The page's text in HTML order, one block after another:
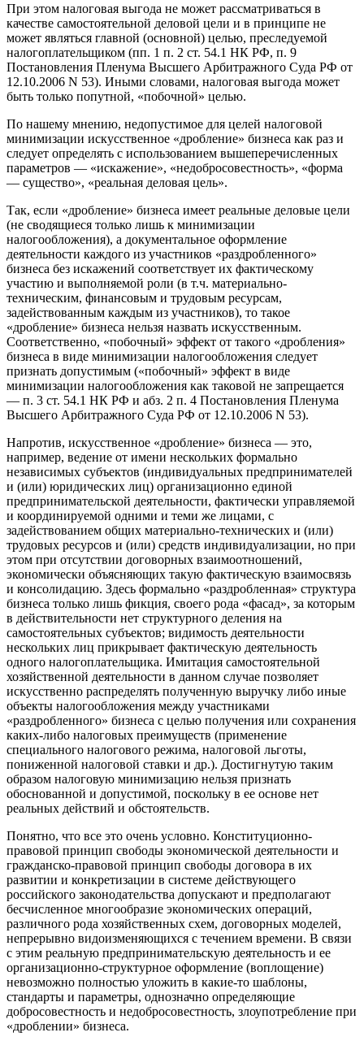
При этом налоговая выгода не может рассматриваться в
качестве самостоятельной деловой цели и в принципе не
может являться главной (основной) целью, преследуемой
налогоплательщиком (пп. 1 п. 2 ст. 54.1 НК РФ, п. 9
Постановления Пленума Высшего Арбитражного Суда РФ от
12.10.2006 N 53). Иными словами, налоговая выгода может
быть только попутной, «побочной» целью.
По нашему мнению, недопустимое для целей налоговой
минимизации искусственное «дробление» бизнеса как раз и
следует определять с использованием вышеперечисленных
параметров — «искажение», «недобросовестность», «форма
— существо», «реальная деловая цель».
Так, если «дробление» бизнеса имеет реальные деловые цели
(не сводящиеся только лишь к минимизации
налогообложения), а документальное оформление
деятельности каждого из участников «раздробленного»
бизнеса без искажений соответствует их фактическому
участию и выполняемой роли (в т.ч. материально-
техническим, финансовым и трудовым ресурсам,
задействованным каждым из участников), то такое
«дробление» бизнеса нельзя назвать искусственным.
Соответственно, «побочный» эффект от такого «дробления»
бизнеса в виде минимизации налогообложения следует
признать допустимым («побочный» эффект в виде
минимизации налогообложения как таковой не запрещается
— п. 3 ст. 54.1 НК РФ и абз. 2 п. 4 Постановления Пленума
Высшего Арбитражного Суда РФ от 12.10.2006 N 53).
Напротив, искусственное «дробление» бизнеса — это,
например, ведение от имени нескольких формально
независимых субъектов (индивидуальных предпринимателей
и (или) юридических лиц) организационно единой
предпринимательской деятельности, фактически управляемой
и координируемой одними и теми же лицами, с
задействованием общих материально-технических и (или)
трудовых ресурсов и (или) средств индивидуализации, но при
этом при отсутствии договорных взаимоотношений,
экономически объясняющих такую фактическую взаимосвязь
и консолидацию. Здесь формально «раздробленная» структура
бизнеса только лишь фикция, своего рода «фасад», за которым
в действительности нет структурного деления на
самостоятельных субъектов; видимость деятельности
нескольких лиц прикрывает фактическую деятельность
одного налогоплательщика. Имитация самостоятельной
хозяйственной деятельности в данном случае позволяет
искусственно распределять полученную выручку либо иные
объекты налогообложения между участниками
«раздробленного» бизнеса с целью получения или сохранения
каких-либо налоговых преимуществ (применение
специального налогового режима, налоговой льготы,
пониженной налоговой ставки и др.). Достигнутую таким
образом налоговую минимизацию нельзя признать
обоснованной и допустимой, поскольку в ее основе нет
реальных действий и обстоятельств.
Понятно, что все это очень условно. Конституционно-
правовой принцип свободы экономической деятельности и
гражданско-правовой принцип свободы договора в их
развитии и конкретизации в системе действующего
российского законодательства допускают и предполагают
бесчисленное многообразие экономических операций,
различного рода хозяйственных схем, договорных моделей,
непрерывно видоизменяющихся с течением времени. В связи
с этим реальную предпринимательскую деятельность и ее
организационно-структурное оформление (воплощение)
невозможно полностью уложить в какие-то шаблоны,
стандарты и параметры, однозначно определяющие
добросовестность и недобросовестность, злоупотребление при
«дроблении» бизнеса.